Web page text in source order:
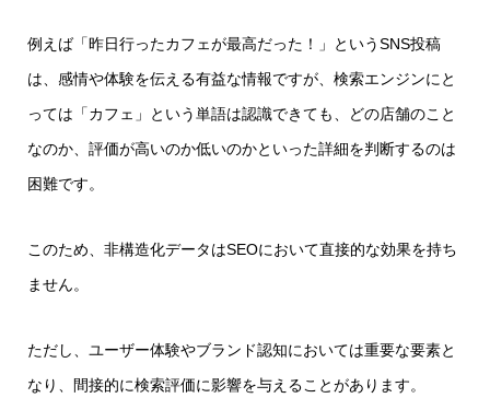
例えば「昨日行ったカフェが最高だった！」というSNS投稿
は、感情や体験を伝える有益な情報ですが、検索エンジンにと
っては「カフェ」という単語は認識できても、どの店舗のこと
なのか、評価が高いのか低いのかといった詳細を判断するのは
困難です。
このため、非構造化データはSEOにおいて直接的な効果を持ち
ません。
ただし、ユーザー体験やブランド認知においては重要な要素と
なり、間接的に検索評価に影響を与えることがあります。